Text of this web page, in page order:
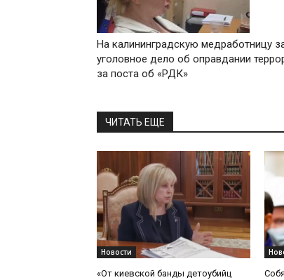
На калининградскую медработницу
уголовное дело об оправдании
за поста об «РДК»
ЧИТАТЬ ЕЩЕ
Новости
«От киевской банды детоубийц